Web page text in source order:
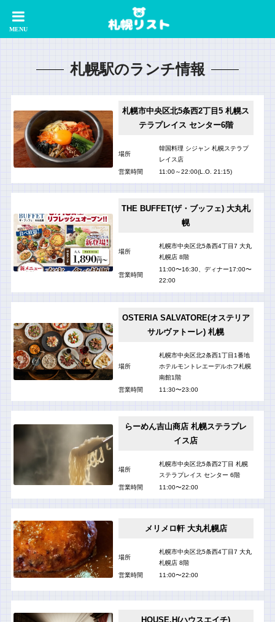
札幌駅のランチ情報
札幌市中央区北5条西2丁目5 札幌ス
テラプレイス センター6階
場所
韓国料理 シジャン 札幌ステラプ
レイス店
営業時間
11:00～22:00(L.O. 21:15)
THE BUFFET(ザ・ブッフェ) 大丸札
幌
場所
札幌市中央区北5条西4丁目7 大丸
札幌店 8階
営業時間
11:00〜16:30、ディナー17:00〜
22:00
OSTERIA SALVATORE(オステリア
サルヴァトーレ) 札幌
場所
札幌市中央区北2条西1丁目1番地
ホテルモントレエーデルホフ札幌
南館1階
営業時間
11:30〜23:00
らーめん吉山商店 札幌ステラプレ
イス店
場所
札幌市中央区北5条西2丁目 札幌
ステラプレイス センター 6階
営業時間
11:00〜22:00
メリメロ軒 大丸札幌店
場所
札幌市中央区北5条西4丁目7 大丸
札幌店 8階
営業時間
11:00〜22:00
HOUSE.H(ハウスエイチ)